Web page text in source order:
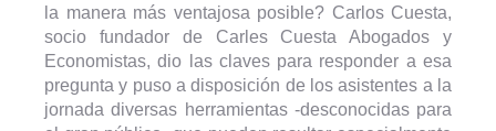
la manera más ventajosa posible? Carlos Cuesta,
socio fundador de Carles Cuesta Abogados y
Economistas, dio las claves para responder a esa
pregunta y puso a disposición de los asistentes a la
jornada diversas herramientas -desconocidas para